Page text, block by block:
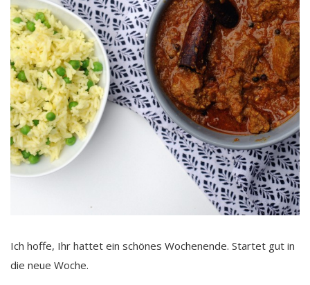
Ich hoffe, Ihr hattet ein schönes Wochenende. Startet gut in
die neue Woche.